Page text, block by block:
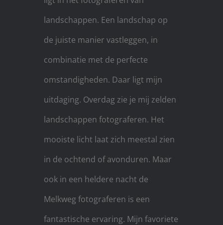
landschappen. Een landschap op
de juiste manier vastleggen, in
combinatie met de perfecte
omstandigheden. Daar ligt mijn
uitdaging. Overdag zie je mij zelden
landschappen fotograferen. Het
mooiste licht laat zich meestal zien
in de ochtend of avonduren. Maar
ook in een heldere nacht de
Melkweg fotograferen is een
fantastische ervaring. Mijn favoriete